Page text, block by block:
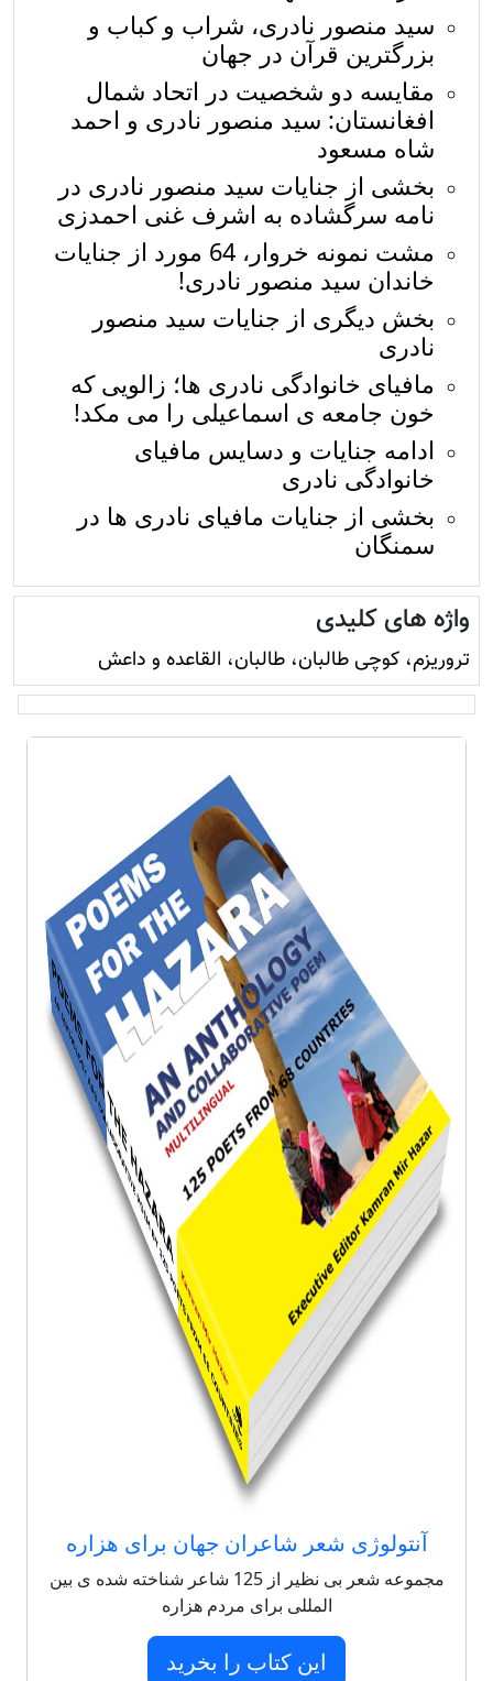
سید منصور نادری، شراب و کباب و
بزرگترین قرآن در جهان
مقایسه دو شخصیت در اتحاد شمال
افغانستان: سید منصور نادری و احمد
شاه مسعود
بخشی از جنایات سید منصور نادری در
نامه سرگشاده به اشرف غنی احمدزی
مشت نمونه خروار، 64 مورد از جنایات
خاندان سید منصور نادری!
بخش دیگری از جنایات سید منصور
نادری
مافیای خانوادگی نادری ها؛ زالویی که
خون جامعه ی اسماعیلی را می مکد!
ادامه جنایات و دسایس مافیای
خانوادگی نادری
بخشی از جنایات مافیای نادری ها در
سمنگان
واژه های کلیدی
تروريزم، کوچی طالبان، طالبان، القاعده و داعش
آنتولوژی شعر شاعران جهان برای هزاره
مجموعه شعر بی نظیر از 125 شاعر شناخته شده ی بین
المللی برای مردم هزاره
این کتاب را بخرید